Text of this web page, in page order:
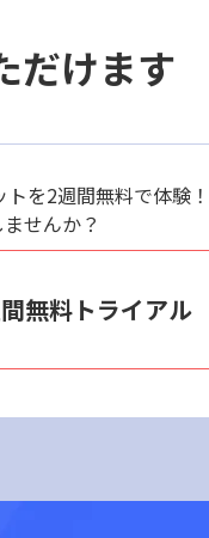
だけます
を2週間無料で体験！
せんか？
無料トライアル